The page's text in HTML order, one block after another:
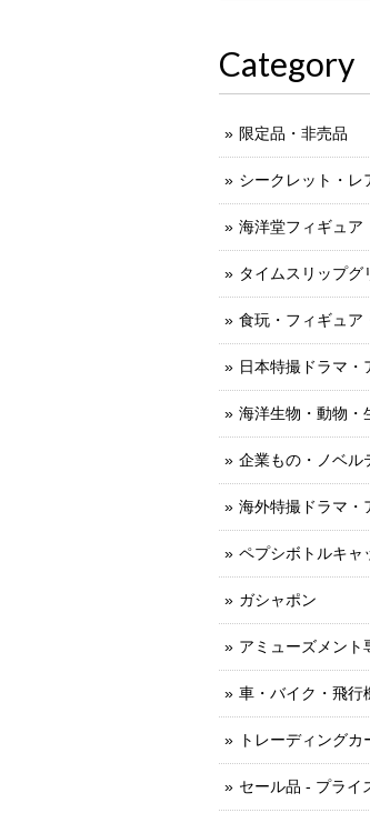
Category
限定品・非売品
シークレット・レ
海洋堂フィギュア
タイムスリップグ
食玩・フィギュア
日本特撮ドラマ・
海洋生物・動物・
企業もの・ノベル
海外特撮ドラマ・
ペプシボトルキャ
ガシャポン
アミューズメント
車・バイク・飛行
トレーディングカ
セール品 - プライ